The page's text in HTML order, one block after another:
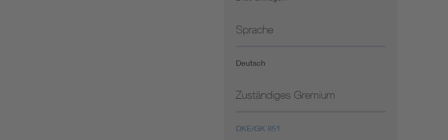
Sprache
Deutsch
Zuständiges Gremium
DKE/GK 851